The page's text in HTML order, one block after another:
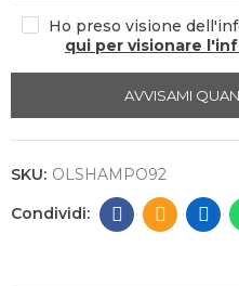
Ho preso visione
qui per visionare
AVVISAMI
SKU: OLSHAMPO92